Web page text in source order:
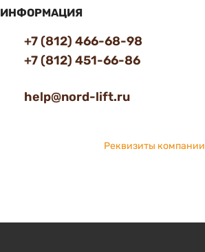
ИНФОРМАЦИЯ
+7 (812) 466-68-98
+7 (812) 451-66-86
help@nord-lift.ru
Реквизиты компании